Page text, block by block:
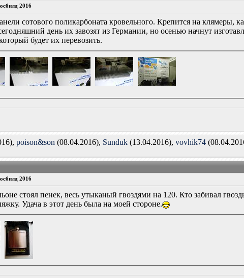
2016
сотового поликарбоната кровельного. Крепится на клямеры,
день их завозят из Германии, но осенью начнут
будет их перевозить.
poison&son (08.04.2016), Sunduk (13.04.2016),vovhik74
2016
стоял пенек, весь утыканый гвоздями на 120. Кто забивал
Удача в этот день была на моей стороне.